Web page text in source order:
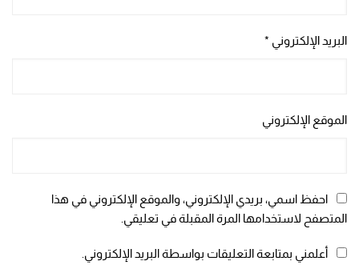
البريد الإلكتروني *
الموقع الإلكتروني
احفظ اسمي، بريدي الإلكتروني، والموقع الإلكتروني في هذا
المتصفح لاستخدامها المرة المقبلة في تعليقي.
أعلمني بمتابعة التعليقات بواسطة البريد الإلكتروني.